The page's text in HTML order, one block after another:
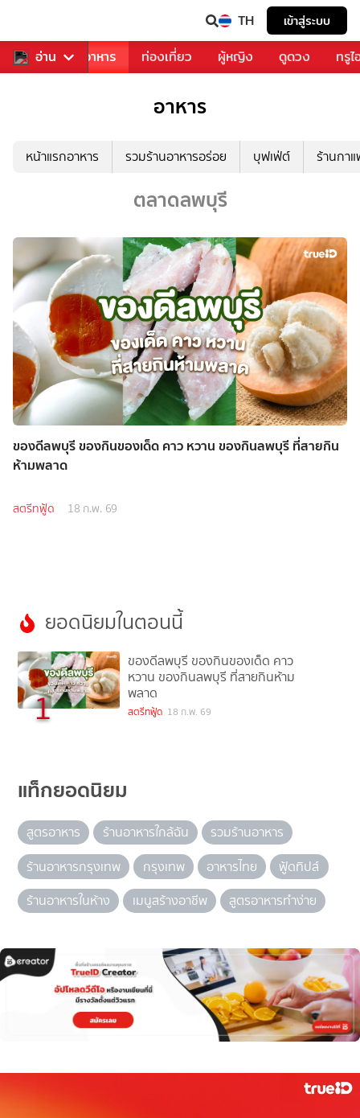
TH เข้าสู่ระบบ
อ่าน
การเพลง อาหาร ท่องเที่ยว ผู้หญิง ดูดวง ทรู
อาหาร
หน้าแรกอาหาร รวมร้านอาหารอร่อย บุฟเฟ่ต์ ร้านกา
ตลาดลพบุรี
ของดีลพบุรี ของกินของเด็ด คาว หวาน ของกินลพบุรี ที่สายกิน
ห้ามพลาด
สตรีทฟู้ด 18 ก.พ. 69
ยอดนิยมในตอนนี้
1
ของดีลพบุรี ของกินของเด็ด คาว
หวาน ของกินลพบุรี ที่สายกินห้าม
พลาด
สตรีทฟู้ด 18 ก.พ. 69
แท็กยอดนิยม
สูตรอาหาร ร้านอาหารใกล้ฉัน
รวมร้านอาหาร
ร้านอาหารกรุงเทพ
กรุงเทพ อาหารไทย
ฟู้ดทิปส์
ร้านอาหารในห้าง
เมนูสร้างอาชีพ สูตรอาหารทำง่าย